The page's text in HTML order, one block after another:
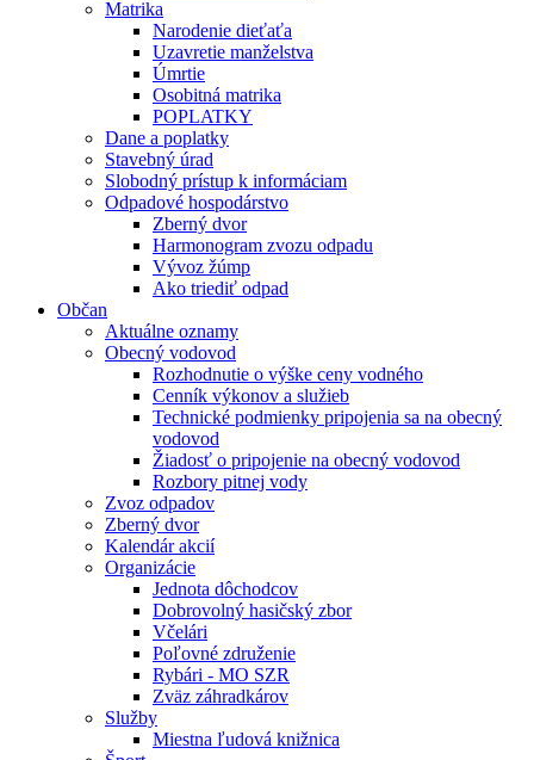
Matrika
Narodenie dieťaťa
Uzavretie manželstva
Úmrtie
Osobitná matrika
POPLATKY
Dane a poplatky
Stavebný úrad
Slobodný prístup k informáciam
Odpadové hospodárstvo
Zberný dvor
Harmonogram zvozu odpadu
Vývoz žúmp
Ako triediť odpad
Občan
Aktuálne oznamy
Obecný vodovod
Rozhodnutie o výške ceny vodného
Cenník výkonov a služieb
Technické podmienky pripojenia sa na obecný
vodovod
Žiadosť o pripojenie na obecný vodovod
Rozbory pitnej vody
Zvoz odpadov
Zberný dvor
Kalendár akcií
Organizácie
Jednota dôchodcov
Dobrovolný hasičský zbor
Včelári
Poľovné združenie
Rybári - MO SZR
Zväz záhradkárov
Služby
Miestna ľudová knižnica